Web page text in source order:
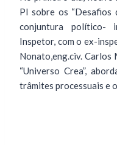
PI sobre os “Desafios
conjuntura político-
Inspetor, com o ex-
Nonato,eng.civ. Carlos
“Universo Crea”,
trâmites processuais e